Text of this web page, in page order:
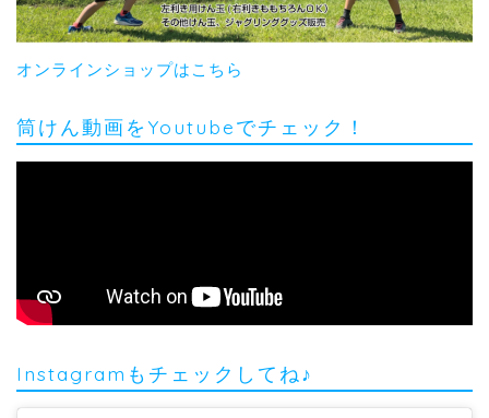
オンラインショップはこちら
筒けん動画をYoutubeでチェック！
Instagramもチェックしてね♪